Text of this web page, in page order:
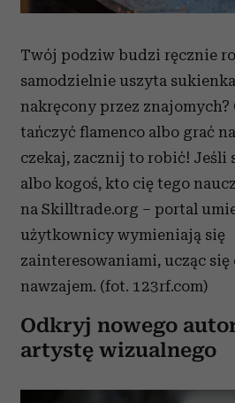
Twój podziw budzi ręcznie
samodzielnie uszyta
nakręcony przez znajomych?
tańczyć flamenco albo grać
czekaj, zacznij to robić! Jeśli
albo kogoś, kto cię tego
na Skilltrade.org – portal
użytkownicy wymieniają się
zainteresowaniami, ucząc się
nawzajem. (fot. 123rf.com)
Odkryj nowego
artystę wizualnego